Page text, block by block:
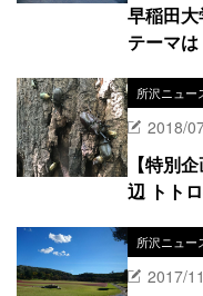
早稲田
テーマ
所沢ニュー
2018/
【特別
辺 トト
所沢ニュー
2017/